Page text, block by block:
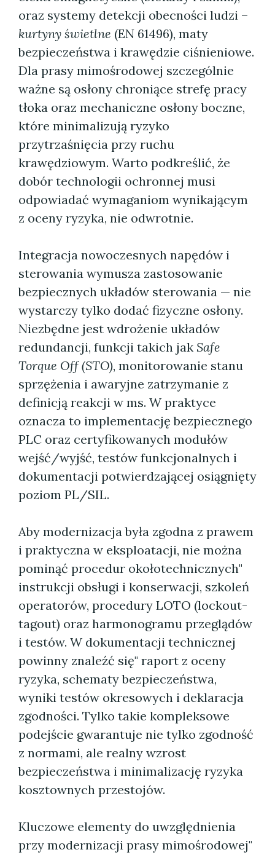
oraz systemy detekcji obecności ludzi –
kurtyny świetlne (EN 61496), maty
bezpieczeństwa i krawędzie ciśnieniowe.
Dla prasy mimośrodowej szczególnie
ważne są osłony chroniące strefę pracy
tłoka oraz mechaniczne osłony boczne,
które minimalizują ryzyko
przytrzaśnięcia przy ruchu
krawędziowym. Warto podkreślić, że
dobór technologii ochronnej musi
odpowiadać wymaganiom wynikającym
z oceny ryzyka, nie odwrotnie.
Integracja nowoczesnych napędów i
sterowania wymusza zastosowanie
bezpiecznych układów sterowania — nie
wystarczy tylko dodać fizyczne osłony.
Niezbędne jest wdrożenie układów
redundancji, funkcji takich jak Safe
Torque Off (STO), monitorowanie stanu
sprzężenia i awaryjne zatrzymanie z
definicją reakcji w ms. W praktyce
oznacza to implementację bezpiecznego
PLC oraz certyfikowanych modułów
wejść/wyjść, testów funkcjonalnych i
dokumentacji potwierdzającej osiągnięty
poziom PL/SIL.
Aby modernizacja była zgodna z prawem
i praktyczna w eksploatacji, nie można
pominąć procedur okołotechnicznych"
instrukcji obsługi i konserwacji, szkoleń
operatorów, procedury LOTO (lockout-
tagout) oraz harmonogramu przeglądów
i testów. W dokumentacji technicznej
powinny znaleźć się" raport z oceny
ryzyka, schematy bezpieczeństwa,
wyniki testów okresowych i deklaracja
zgodności. Tylko takie kompleksowe
podejście gwarantuje nie tylko zgodność
z normami, ale realny wzrost
bezpieczeństwa i minimalizację ryzyka
kosztownych przestojów.
Kluczowe elementy do uwzględnienia
przy modernizacji prasy mimośrodowej"